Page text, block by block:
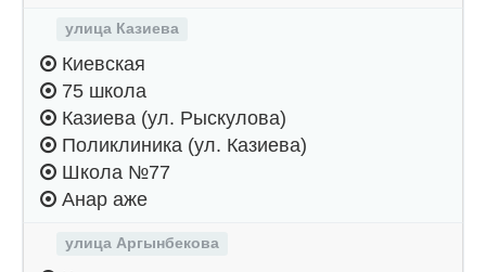
улица Казиева
Киевская
75 школа
Казиева (ул. Рыскулова)
Поликлиника (ул. Казиева)
Школа №77
Анар аже
улица Аргынбекова